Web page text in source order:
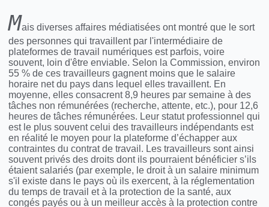
Mais diverses affaires médiatisées ont montré que le sort
des personnes qui travaillent par l'intermédiaire de
plateformes de travail numériques est parfois, voire
souvent, loin d'être enviable. Selon la Commission, environ
55 % de ces travailleurs gagnent moins que le salaire
horaire net du pays dans lequel elles travaillent. En
moyenne, elles consacrent 8,9 heures par semaine à des
tâches non rémunérées (recherche, attente, etc.), pour 12,6
heures de tâches rémunérées. Leur statut professionnel qui
est le plus souvent celui des travailleurs indépendants est
en réalité le moyen pour la plateforme d’échapper aux
contraintes du contrat de travail. Les travailleurs sont ainsi
souvent privés des droits dont ils pourraient bénéficier s’ils
étaient salariés (par exemple, le droit à un salaire minimum
s'il existe dans le pays où ils exercent, à la réglementation
du temps de travail et à la protection de la santé, aux
congés payés ou à un meilleur accès à la protection contre